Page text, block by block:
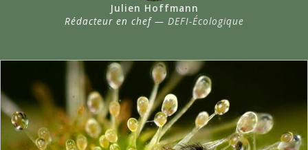
Julien Hoffmann
Rédacteur en chef — DEFI-Écologique